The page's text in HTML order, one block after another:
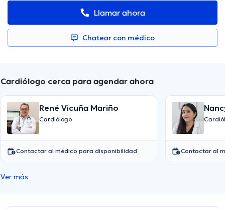
Llamar ahora
Chatear con médico
Cardiólogo cerca para agendar ahora
René Vicuña Mariño
Cardiólogo
Contactar al médico para disponibilidad Contactar al
Ver más